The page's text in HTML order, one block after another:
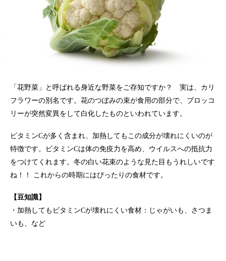
「花野菜」と呼ばれる身近な野菜をご存知ですか？ 実は、カリ
フラワーの別名です。花のつぼみの束が食用の部分で、ブロッコ
リーが突然変異をして白化したものといわれています。
ビタミンCが多く含まれ、加熱してもこの成分が壊れにくいのが
特徴です。ビタミンCは体の免疫力を高め、ウイルスへの抵抗力
をつけてくれます。冬の白い花束のような見た目もうれしいです
ね！！ これからの時期にはぴったりの食材です。
【豆知識】
・加熱してもビタミンCが壊れにくい食材：じゃがいも、さつま
いも、など